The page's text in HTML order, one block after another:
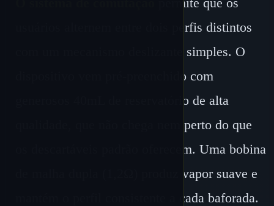
usuários alternem entre dois perfis distintos
com um mecanismo deslizante simples. O
dispositivo vem pré-preenchido com
generosos 40mL de reservatório de alta
qualidade, que não chega nem perto do que
os descartáveis ​​​​padrão oferecem. Uma bobina
de malha dupla (1,2Ω) produz vapor suave e
mantém o perfil consistente a cada baforada.